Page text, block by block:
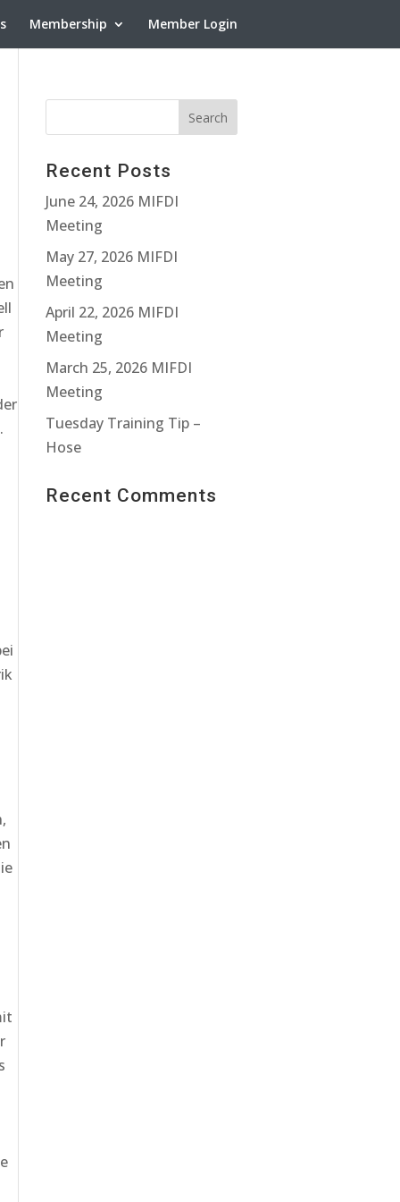
Membership Member Login
Recent Posts
June 24, 2026 MIFDI
Meeting
May 27, 2026 MIFDI
Meeting
April 22, 2026 MIFDI
Meeting
March 25, 2026 MIFDI
Meeting
Tuesday Training Tip –
Hose
Recent Comments